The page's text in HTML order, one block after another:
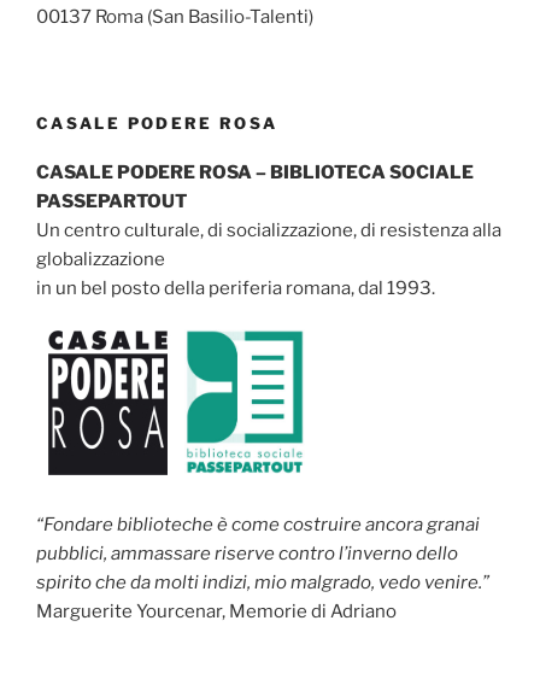
00137 Roma (San Basilio-Talenti)
CASALE PODERE ROSA
CASALE PODERE ROSA – BIBLIOTECA SOCIALE
PASSEPARTOUT
Un centro culturale, di socializzazione, di resistenza alla
globalizzazione
in un bel posto della periferia romana, dal 1993.
“Fondare biblioteche è come costruire ancora granai
pubblici, ammassare riserve contro l’inverno dello
spirito che da molti indizi, mio malgrado, vedo venire.”
Marguerite Yourcenar, Memorie di Adriano